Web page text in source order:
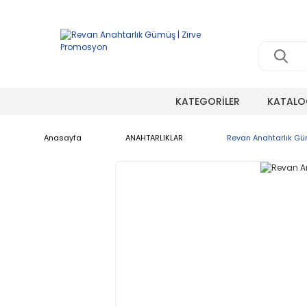
KATEGORİLER
Anasayfa ANAHTARLIKLAR Revan Anahtarlık